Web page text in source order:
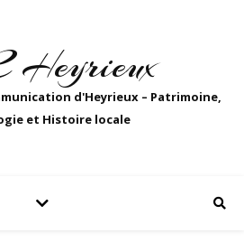
Heyrieux
d'Heyrieux – Patrimoine,
et Histoire locale